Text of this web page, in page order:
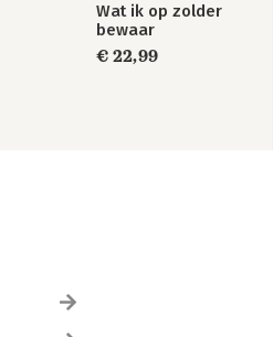
Wat ik op zolder
bewaar
€ 22,99